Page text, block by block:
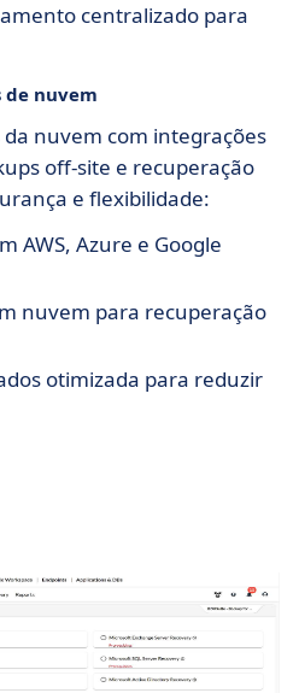
centralizado para
de nuvem
nuvem com integrações
off-site e recuperação
e flexibilidade:
AWS, Azure e Google
nuvem para recuperação
otimizada para reduzir